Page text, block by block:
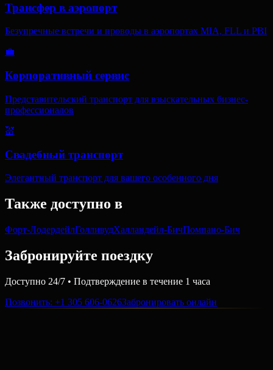
Трансфер в аэропорт
Безупречные встречи и проводы в аэропортах MIA, FLL и PBI
💼
Корпоративный сервис
Представительский транспорт для взыскательных бизнес-
профессионалов
💒
Свадебный транспорт
Элегантный транспорт для вашего особенного дня
Также доступно в
Форт-ЛодердейлГолливудХалландейл-БичПомпано-Бич
Забронируйте поездку
Доступно 24/7 • Подтверждение в течение 1 часа
Позвонить: +1 305 606-0626Забронировать онлайн